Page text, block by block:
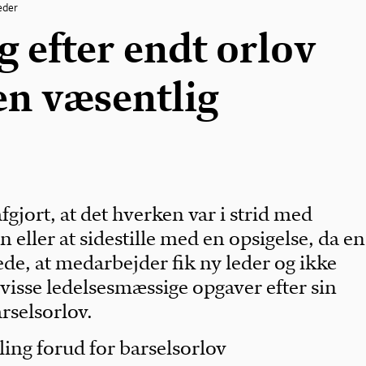
efter endt orlov
væsentlig
at det hverken var i strid med
eller at sidestille med en opsigelse, da en
at medarbejder fik ny leder og ikke
ledelsesmæssige opgaver efter sin
forud for barselsorlov